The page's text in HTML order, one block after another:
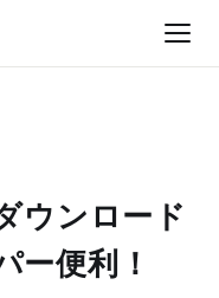
ウンロード
ー便利！